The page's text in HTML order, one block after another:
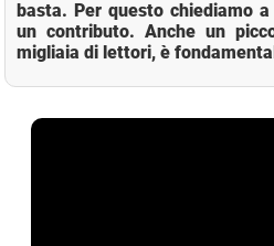
basta. Per questo chiediamo
un contributo. Anche un
migliaia di lettori, è